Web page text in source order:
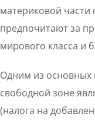
материковой
предпочитают за
мирового класса и
Одним из основных
свободной зоне
(налога на